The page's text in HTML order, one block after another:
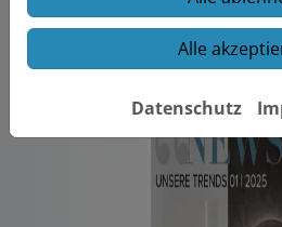
Mehr Info
Alle
Datenschutz